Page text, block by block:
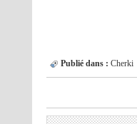
Publié dans : Cherki